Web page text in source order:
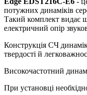
потужних динаміків
Такий комплект видає
електричний опір
Конструкція СЧ
твердості й
Високочастотний
При установці